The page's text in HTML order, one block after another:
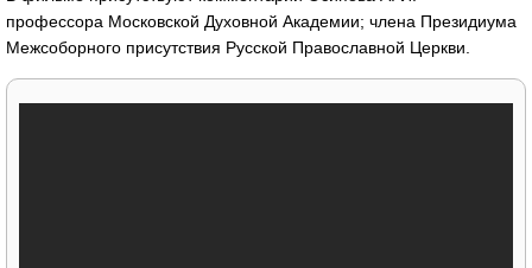
профессора Московской Духовной Академии; члена Президиума
Межсоборного присутствия Русской Православной Церкви.